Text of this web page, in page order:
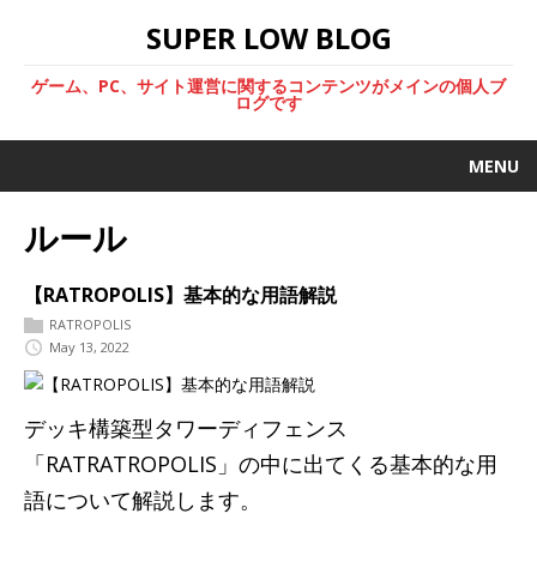
SUPER LOW BLOG
ゲーム、PC、サイト運営に関するコンテンツがメインの個人ブ
ログです
MENU
ルール
【RATROPOLIS】基本的な用語解説
RATROPOLIS
May 13, 2022
デッキ構築型タワーディフェンス
「RATRATROPOLIS」の中に出てくる基本的な用
語について解説します。